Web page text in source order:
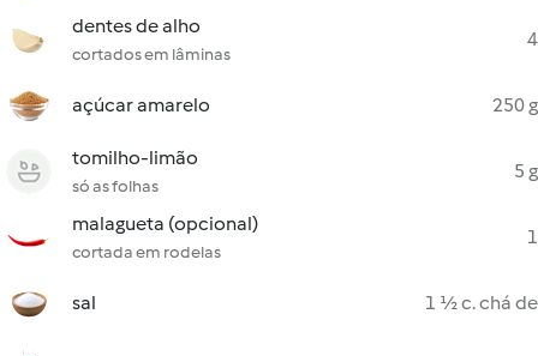
dentes de alho
cortados em lâminas
4
açúcar amarelo 250 g
tomilho-limão
só as folhas
5 g
malagueta (opcional)
cortada em rodelas
1
sal 1 ½ c. chá de